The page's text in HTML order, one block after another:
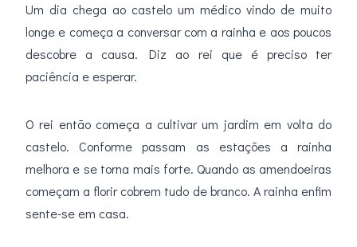
Um dia chega ao castelo um médico vindo de muito
longe e começa a conversar com a rainha e aos poucos
descobre a causa. Diz ao rei que é preciso ter
paciência e esperar.
O rei então começa a cultivar um jardim em volta do
castelo. Conforme passam as estações a rainha
melhora e se torna mais forte. Quando as amendoeiras
começam a florir cobrem tudo de branco. A rainha enfim
sente-se em casa.